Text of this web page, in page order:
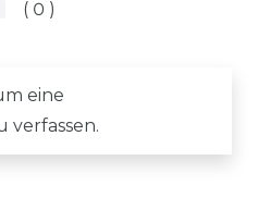
0
eine
verfassen.